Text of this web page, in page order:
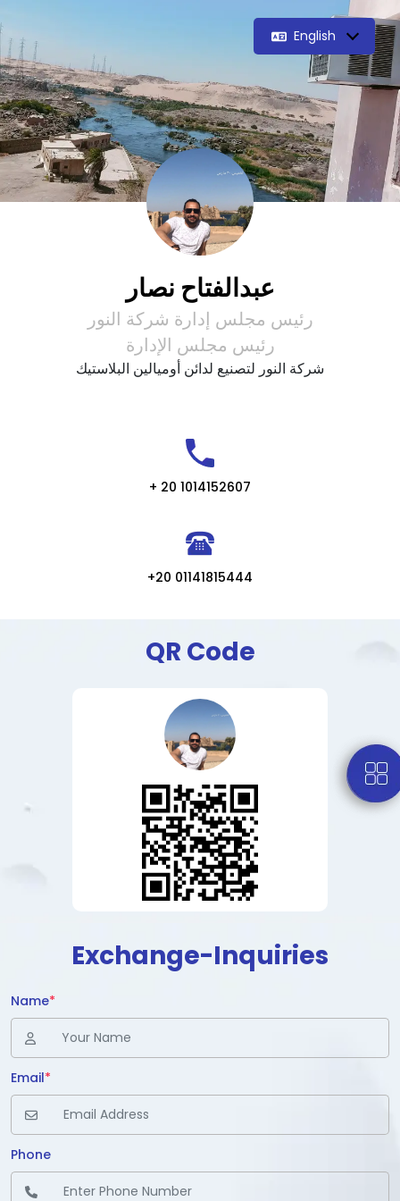
English
عبدالفتاح نصار
رئيس مجلس إدارة شركة النور
رئيس مجلس الإدارة
شركة النور لتصنيع لدائن أوميالين البلاستيك
+ 20 1014152607
+20 01141815444
QR Code
Exchange-Inquiries
Name*
Email*
Phone